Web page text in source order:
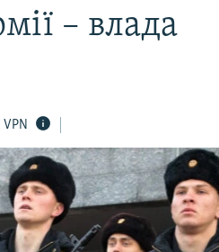
– влада